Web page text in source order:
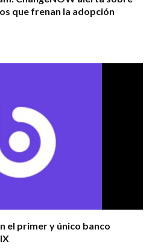
que frenan la adopción
el primer y único banco